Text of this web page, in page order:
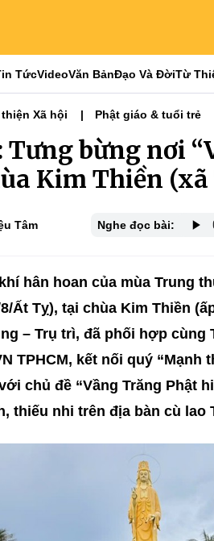
TứcVideoVăn BảnĐạo Và ĐờiTừ
Xã hội
Phật giáo & tuổi trẻ
Tưng bừng nơi
Kim Thiền
Tâm Nghe đọc bài:
hân hoan của mùa Trung
8/Ất Tỵ), tại chùa Kim Thiền
– Trụ trì, đã phối hợp cùng
TPHCM, kết nối quý
chủ đề “Vầng Trăng Phật
thiếu nhi trên địa bàn cù lao